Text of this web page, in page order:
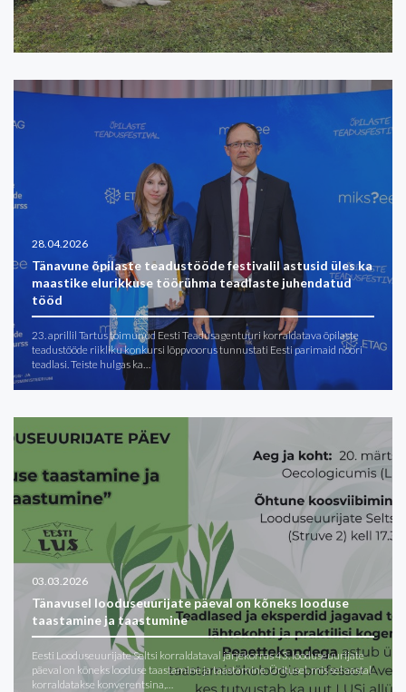
28.04.2026
Tänavune õpilaste teadustööde festivalil astusid üles ka
maastike elurikkuse töörühma teadlaste juhendatud
tööd
23. aprillil Tartus toimunud Eesti Teadusagentuuri korraldatava õpilaste
teadustööde riikliku konkursi lõppvoorus tunnustati Eesti parimaid noori
teadlasi. Teiste hulgas ka…
03.03.2026
Tänavusel looduseuurijate päeval on kõneks looduse
taastamine ja taastumine
Eesti Looduseuurijate Seltsi korraldataval järjekorras 43. looduseuurijate
päeval on kõneks looduse taastamine ja taastamine. Üritusel, mis sel aastal
korraldatakse konverentsina,…